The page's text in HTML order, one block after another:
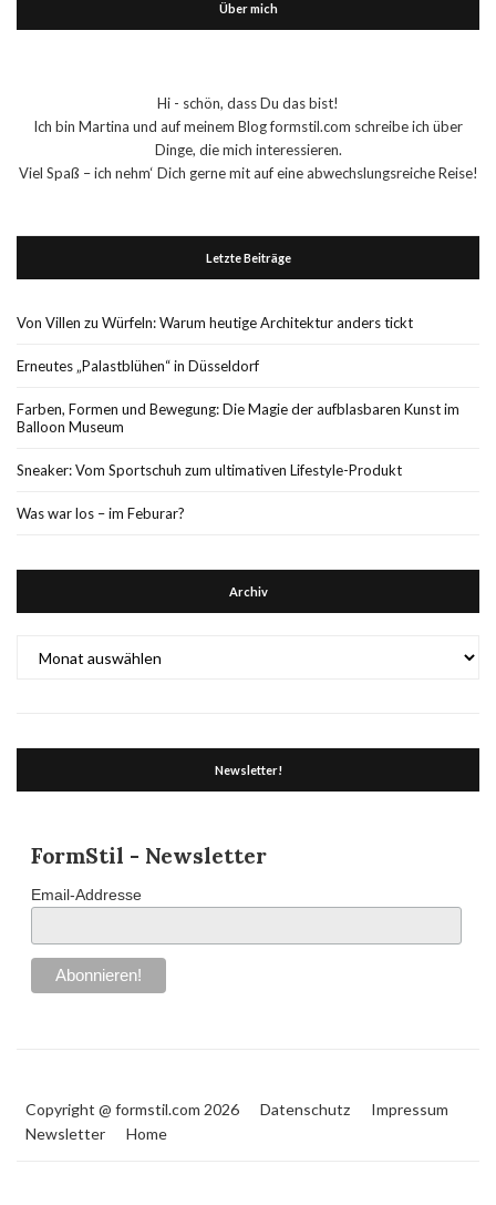
Über mich
Hi - schön, dass Du das bist!
Ich bin Martina und auf meinem Blog formstil.com schreibe ich über
Dinge, die mich interessieren.
Viel Spaß – ich nehm‘ Dich gerne mit auf eine abwechslungsreiche Reise!
Letzte Beiträge
Von Villen zu Würfeln: Warum heutige Architektur anders tickt
Erneutes „Palastblühen“ in Düsseldorf
Farben, Formen und Bewegung: Die Magie der aufblasbaren Kunst im
Balloon Museum
Sneaker: Vom Sportschuh zum ultimativen Lifestyle-Produkt
Was war los – im Feburar?
Archiv
Newsletter!
FormStil - Newsletter
Email-Addresse
Copyright @ formstil.com 2026 Datenschutz
Impressum
Newsletter
Home